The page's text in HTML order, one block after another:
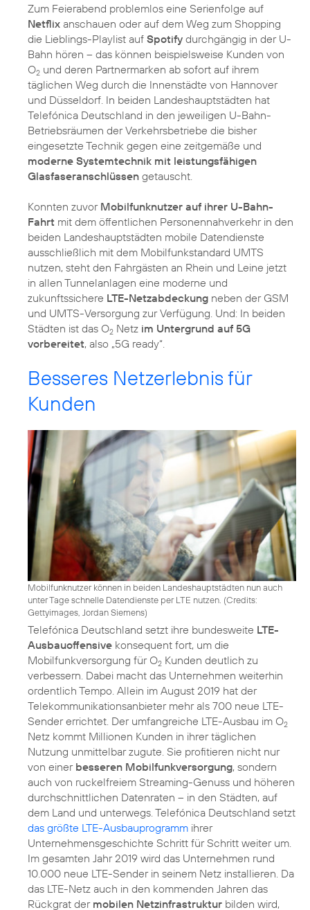
Zum Feierabend problemlos eine Serienfolge auf
Netflix anschauen oder auf dem Weg zum Shopping
die Lieblings-Playlist auf Spotify durchgängig in der U-
Bahn hören – das können beispielsweise Kunden von
O2 und deren Partnermarken ab sofort auf ihrem
täglichen Weg durch die Innenstädte von Hannover
und Düsseldorf. In beiden Landeshauptstädten hat
Telefónica Deutschland in den jeweiligen U-Bahn-
Betriebsräumen der Verkehrsbetriebe die bisher
eingesetzte Technik gegen eine zeitgemäße und
moderne Systemtechnik mit leistungsfähigen
Glasfaseranschlüssen getauscht.
Konnten zuvor Mobilfunknutzer auf ihrer U-Bahn-
Fahrt mit dem öffentlichen Personennahverkehr in den
beiden Landeshauptstädten mobile Datendienste
ausschließlich mit dem Mobilfunkstandard UMTS
nutzen, steht den Fahrgästen an Rhein und Leine jetzt
in allen Tunnelanlagen eine moderne und
zukunftssichere LTE-Netzabdeckung neben der GSM
und UMTS-Versorgung zur Verfügung. Und: In beiden
Städten ist das O2 Netz im Untergrund auf 5G
vorbereitet, also „5G ready“.
Besseres Netzerlebnis für
Kunden
Mobilfunknutzer können in beiden Landeshauptstädten nun auch
unter Tage schnelle Datendienste per LTE nutzen. (Credits:
Gettyimages, Jordan Siemens)
Telefónica Deutschland setzt ihre bundesweite LTE-
Ausbauoffensive konsequent fort, um die
Mobilfunkversorgung für O2 Kunden deutlich zu
verbessern. Dabei macht das Unternehmen weiterhin
ordentlich Tempo. Allein im August 2019 hat der
Telekommunikationsanbieter mehr als 700 neue LTE-
Sender errichtet. Der umfangreiche LTE-Ausbau im O2
Netz kommt Millionen Kunden in ihrer täglichen
Nutzung unmittelbar zugute. Sie profitieren nicht nur
von einer besseren Mobilfunkversorgung, sondern
auch von ruckelfreiem Streaming-Genuss und höheren
durchschnittlichen Datenraten – in den Städten, auf
dem Land und unterwegs. Telefónica Deutschland setzt
das größte LTE-Ausbauprogramm ihrer
Unternehmensgeschichte Schritt für Schritt weiter um.
Im gesamten Jahr 2019 wird das Unternehmen rund
10.000 neue LTE-Sender in seinem Netz installieren. Da
das LTE-Netz auch in den kommenden Jahren das
Rückgrat der mobilen Netzinfrastruktur bilden wird,